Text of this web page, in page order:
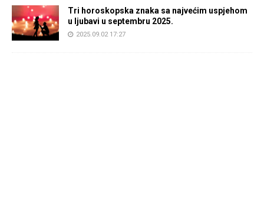
Tri horoskopska znaka sa najvećim uspjehom
u ljubavi u septembru 2025.
2025.09.02 17:27